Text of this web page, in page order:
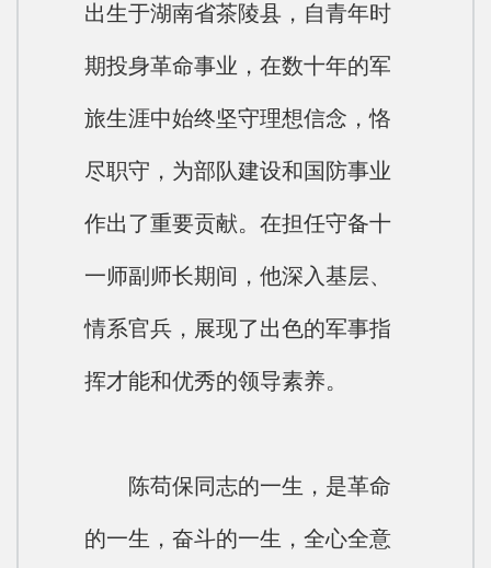
出生于湖南省茶陵县，自青年时
期投身革命事业，在数十年的军
旅生涯中始终坚守理想信念，恪
尽职守，为部队建设和国防事业
作出了重要贡献。在担任守备十
一师副师长期间，他深入基层、
情系官兵，展现了出色的军事指
挥才能和优秀的领导素养。
陈苟保同志的一生，是革命
的一生，奋斗的一生，全心全意